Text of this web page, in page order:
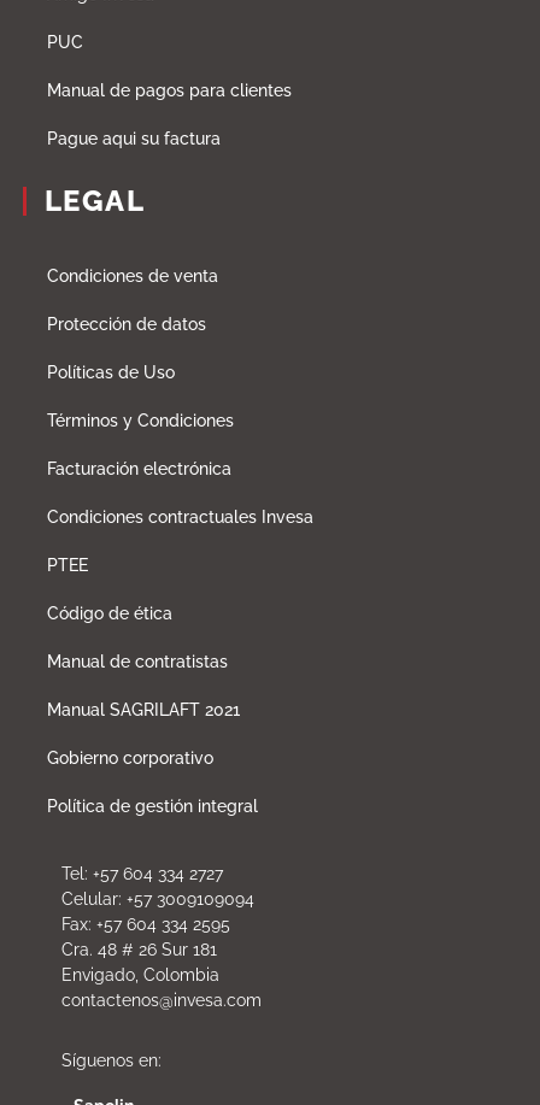
PUC
Manual de pagos para clientes
Pague aqui su factura
LEGAL
Condiciones de venta
Protección de datos
Políticas de Uso
Términos y Condiciones
Facturación electrónica
Condiciones contractuales Invesa
PTEE
Código de ética
Manual de contratistas
Manual SAGRILAFT 2021
Gobierno corporativo
Política de gestión integral
Tel: +57 604 334 2727
Celular: +57 3009109094
Fax: +57 604 334 2595
Cra. 48 # 26 Sur 181
Envigado, Colombia
contactenos@invesa.com
Síguenos en: